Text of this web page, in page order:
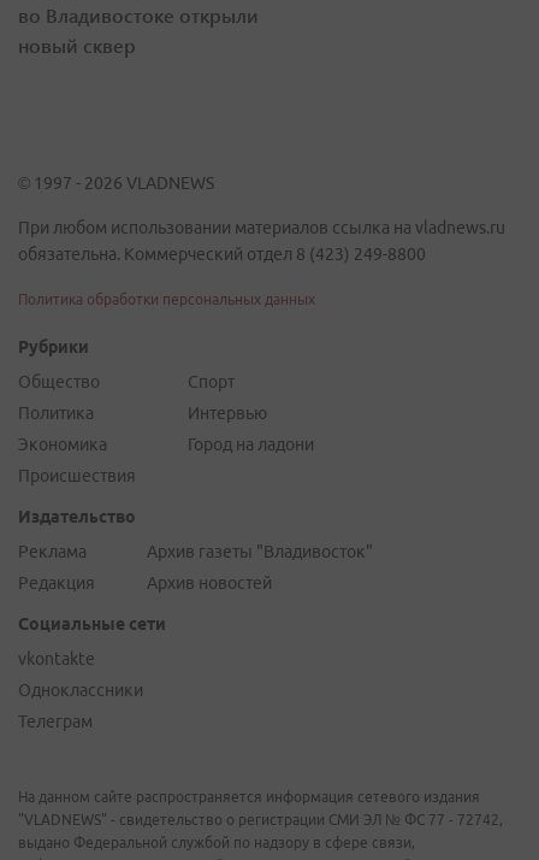
во Владивостоке открыли
новый сквер
© 1997 - 2026 VLADNEWS
При любом использовании материалов ссылка на vladnews.ru
обязательна. Коммерческий отдел 8 (423) 249-8800
Политика обработки персональных данных
Рубрики
Общество
Политика
Экономика
Происшествия
Спорт
Интервью
Город на ладони
Издательство
Реклама
Редакция
Архив газеты "Владивосток"
Архив новостей
Социальные сети
vkontakte
Одноклассники
Телеграм
На данном сайте распространяется информация сетевого издания
"VLADNEWS" - свидетельство о регистрации СМИ ЭЛ № ФС 77 - 72742,
выдано Федеральной службой по надзору в сфере связи,